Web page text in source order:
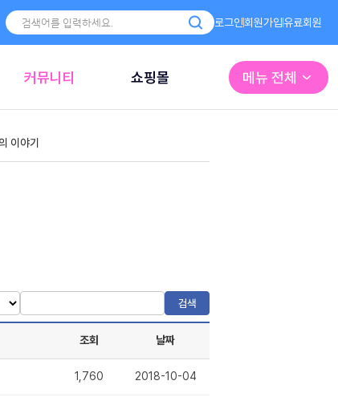
로그인회원가입유료회원
커뮤니티 쇼핑몰 메뉴 전체
이야기
검색
조회 날짜
1,760 2018-10-04